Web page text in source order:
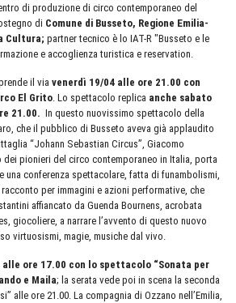
di produzione di circo contemporaneo del
di Comune di Busseto, Regione Emilia-
Cultura; partner tecnico è lo IAT-R "Busseto e le
e accoglienza turistica e reservation.
il via venerdì 19/04 alle ore 21.00 con
El Grito . Lo spettacolo replica anche sabato
21.00. In questo nuovissimo spettacolo della
che il pubblico di Busseto aveva già applaudito
“Johann Sebastian Circus”, Giacomo
pionieri del circo contemporaneo in Italia, porta
una conferenza spettacolare, fatta di funambolismi,
per immagini e azioni performative, che
affiancato da Guenda Bournens, acrobata
giocoliere, a narrare l’avvento di questo nuovo
virtuosismi, magie, musiche dal vivo.
alle ore 17.00 con lo spettacolo “Sonata per
e Maila; la serata vede poi in scena la seconda
alle ore 21.00. La compagnia di Ozzano nell’Emilia,